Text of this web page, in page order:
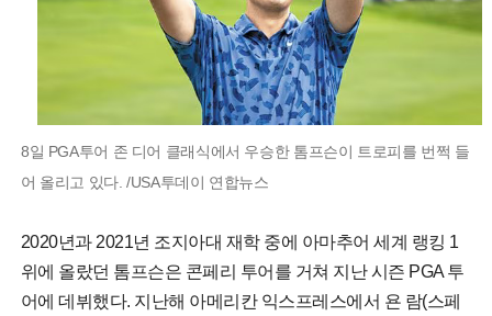
8일 PGA투어 존 디어 클래식에서 우승한 톰프슨이 트로피를 번쩍 들
어 올리고 있다. /USA투데이 연합뉴스
2020년과 2021년 조지아대 재학 중에 아마추어 세계 랭킹 1
위에 올랐던 톰프슨은 콘페리 투어를 거쳐 지난 시즌 PGA 투
어에 데뷔했다. 지난해 아메리칸 익스프레스에서 욘 람(스페